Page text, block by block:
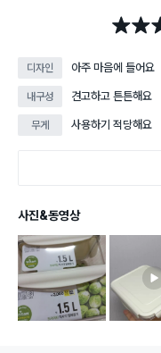
별점 4.8점
디자인 아주 마음에 들어요
내구성 견고하고 튼튼해요
무게 사용하기 적당해요
사진&동영상